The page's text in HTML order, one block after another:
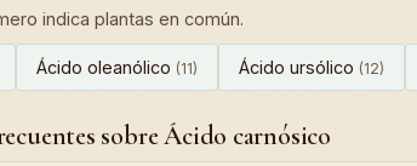
indica plantas en común.
Ácido oleanólico (11) Ácido ursólico (12)
sobre Ácido carnósico